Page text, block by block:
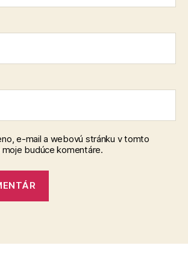
e-mail a webovú stránku v tomto
moje budúce komentáre.